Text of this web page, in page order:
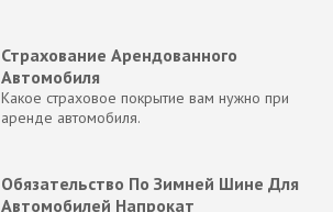
Страхование Арендованного
Автомобиля
Какое страховое покрытие вам нужно при
аренде автомобиля.
Обязательство По Зимней Шине Для
Автомобилей Напрокат